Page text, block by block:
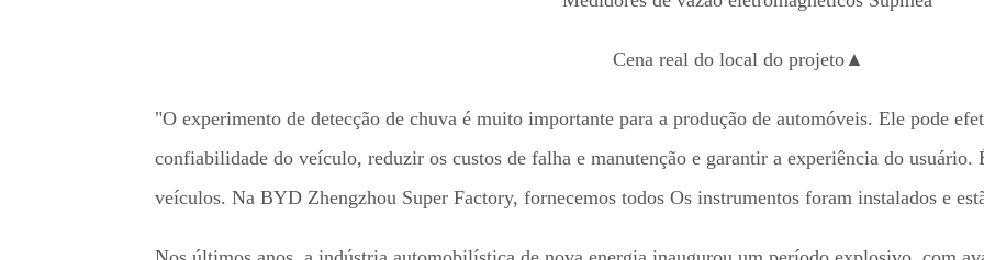
Cena real do local do projeto▲
"O experimento de detecção de chuva é muito importante para a produção de automóveis. Ele pode
confiabilidade do veículo, reduzir os custos de falha e manutenção e garantir a experiência do usuário.
veículos. Na BYD Zhengzhou Super Factory, fornecemos todos Os instrumentos foram instalados e